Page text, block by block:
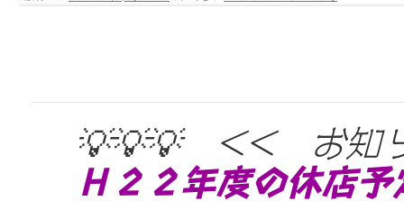
💡💡💡 << お知
Ｈ２２年度の休店